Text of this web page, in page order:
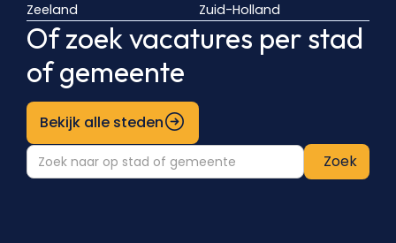
Zeeland
Zuid-Holland
Of zoek vacatures per stad
of gemeente
Bekijk alle steden